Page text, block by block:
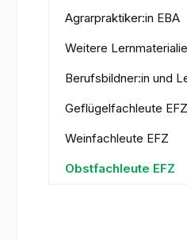
Agrarpraktiker:in EBA
Weitere
Berufsbildner:in und
Geflügelfachleute EFZ
Weinfachleute EFZ
Obstfachleute EFZ